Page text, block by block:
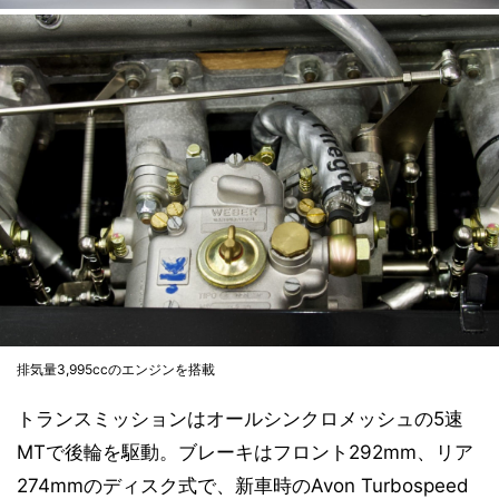
排気量3,995ccのエンジンを搭載
トランスミッションはオールシンクロメッシュの5速
MTで後輪を駆動。ブレーキはフロント292mm、リア
274mmのディスク式で、新車時のAvon Turbospeed